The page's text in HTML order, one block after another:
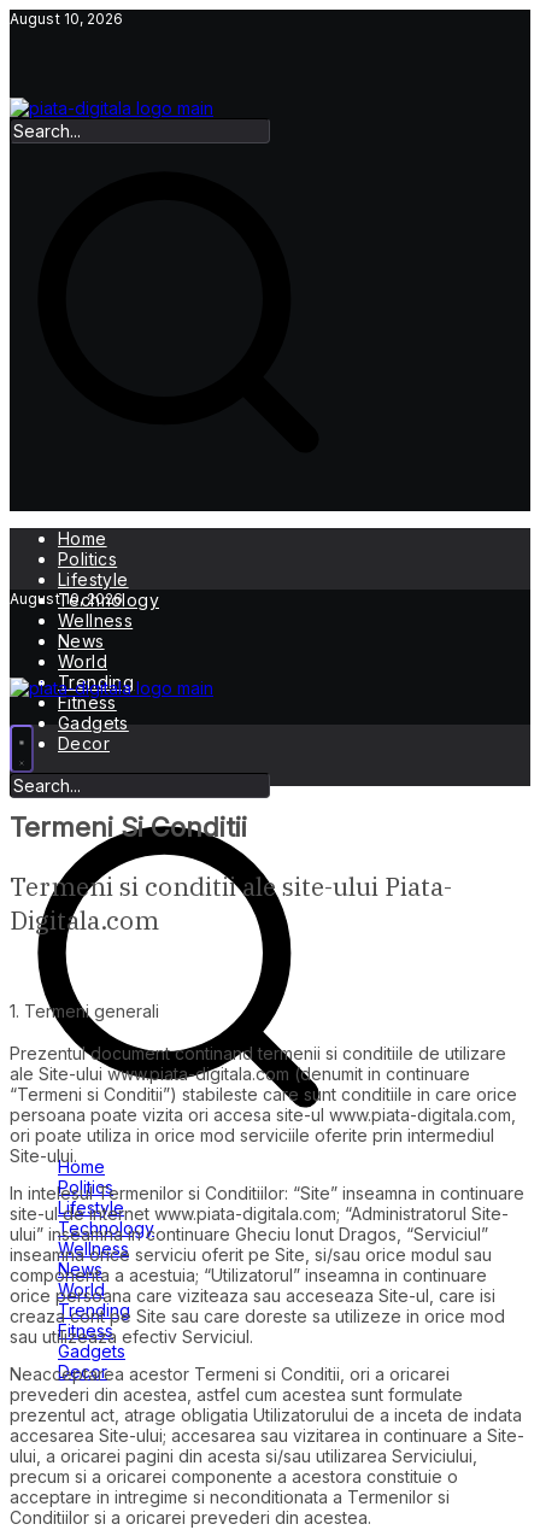
Skip
August 10, 2026
Home
Politics
Lifestyle
Technology
Wellness
News
World
Trending
Fitness
Gadgets
Decor
August 10, 2026
Home
Politics
Lifestyle
Technology
Wellness
News
World
Trending
Fitness
Gadgets
Decor
Termeni Si Conditii
Termeni si conditii ale site-ului Piata-
Digitala.com
1. Termeni generali
Prezentul document continand termenii si conditiile de utilizare
ale Site-ului www.piata-digitala.com (denumit in continuare
“Termeni si Conditii”) stabileste care sunt conditiile in care orice
persoana poate vizita ori accesa site-ul www.piata-digitala.com,
ori poate utiliza in orice mod serviciile oferite prin intermediul
Site-ului.
In intelesul Termenilor si Conditiilor: “Site” inseamna in continuare
site-ul de internet www.piata-digitala.com; “Administratorul Site-
ului” inseamna in continuare Gheciu Ionut Dragos, “Serviciul”
inseamna orice serviciu oferit pe Site, si/sau orice modul sau
componenta a acestuia; “Utilizatorul” inseamna in continuare
orice persoana care viziteaza sau acceseaza Site-ul, care isi
creaza cont pe Site sau care doreste sa utilizeze in orice mod
sau utilizeaza efectiv Serviciul.
Neacceptarea acestor Termeni si Conditii, ori a oricarei
prevederi din acestea, astfel cum acestea sunt formulate
prezentul act, atrage obligatia Utilizatorului de a inceta de indata
accesarea Site-ului; accesarea sau vizitarea in continuare a Site-
ului, a oricarei pagini din acesta si/sau utilizarea Serviciului,
precum si a oricarei componente a acestora constituie o
acceptare in intregime si neconditionata a Termenilor si
Conditiilor si a oricarei prevederi din acestea.